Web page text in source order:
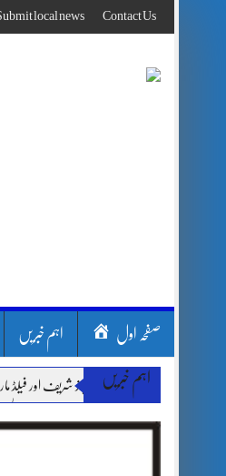
to
content
Contact Us
local news
صفحہ اول اہم خبریں
اہم خبریں
وزیر اعظم شہباز شریف اور